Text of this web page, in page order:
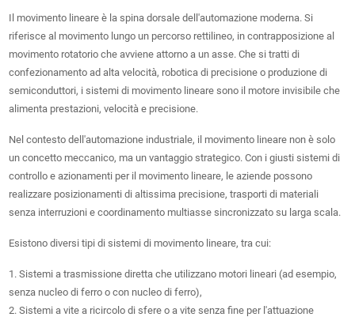
Il movimento lineare è la spina dorsale dell'automazione moderna. Si
riferisce al movimento lungo un percorso rettilineo, in contrapposizione al
movimento rotatorio che avviene attorno a un asse. Che si tratti di
confezionamento ad alta velocità, robotica di precisione o produzione di
semiconduttori, i sistemi di movimento lineare sono il motore invisibile che
alimenta prestazioni, velocità e precisione.
Nel contesto dell'automazione industriale, il movimento lineare non è solo
un concetto meccanico, ma un vantaggio strategico. Con i giusti sistemi di
controllo e azionamenti per il movimento lineare, le aziende possono
realizzare posizionamenti di altissima precisione, trasporti di materiali
senza interruzioni e coordinamento multiasse sincronizzato su larga scala.
Esistono diversi tipi di sistemi di movimento lineare, tra cui:
1. Sistemi a trasmissione diretta che utilizzano motori lineari (ad esempio,
senza nucleo di ferro o con nucleo di ferro),
2. Sistemi a vite a ricircolo di sfere o a vite senza fine per l'attuazione